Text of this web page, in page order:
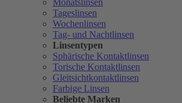
Monatslinsen
Tageslinsen
Wochenlinsen
Tag- und Nachtlinsen
Linsentypen
Sphärische Kontaktlinsen
Torische Kontaktlinsen
Gleitsichtkontaktlinsen
Farbige Linsen
Beliebte Marken